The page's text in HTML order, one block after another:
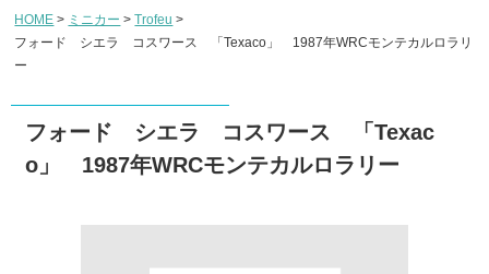
HOME ミニカー
Trofeu
フォード シエラ コスワース 「Texaco」 1987年WRCモンテカルロラリ
ー
フォード シエラ コスワース 「Texac
o」 1987年WRCモンテカルロラリー